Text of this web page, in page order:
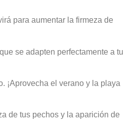
para aumentar la firmeza de
se adapten perfectamente a tu
¡Aprovecha el verano y la playa
de tus pechos y la aparición de